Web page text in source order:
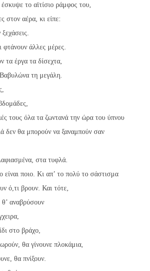
το αϊτίσιο ράμφος του,
στον αέρα, κι είπε:
φτάνουν άλλες μέρες.
έργα τα δίσεχτα,
τη μεγάλη.
τους όλα τα ζωντανά την ώρα του ύπνου
δεν θα μπορούν να ξαναμπούν σαν
στα τυφλά.
είναι ποιο. Κι απ’ το πολύ το σάστισμα
ό,τι βρουν. Και τότε,
θ’ αναβρύσουν
στο βράχο,
θα γίνουνε πλοκάμια,
θα πνίξουν.